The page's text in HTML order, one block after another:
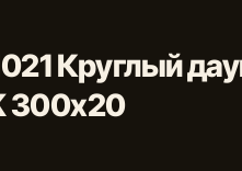
Круглый
300x20